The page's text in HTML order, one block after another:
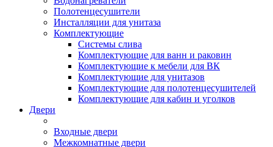
Полотенцесушители
Инсталляции для унитаза
Комплектующие
Системы слива
Комплектующие для ванн и раковин
Комплектующие к мебели для ВК
Комплектующие для унитазов
Комплектующие для полотенцесушителей
Комплектующие для кабин и уголков
Двери
Входные двери
Межкомнатные двери